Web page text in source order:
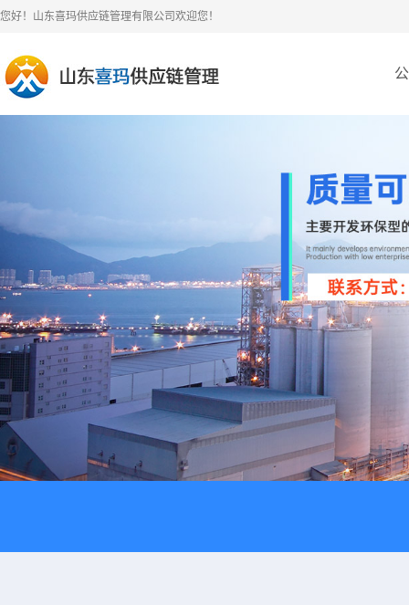
您好！山东喜玛供应链管理有限公司欢迎您！